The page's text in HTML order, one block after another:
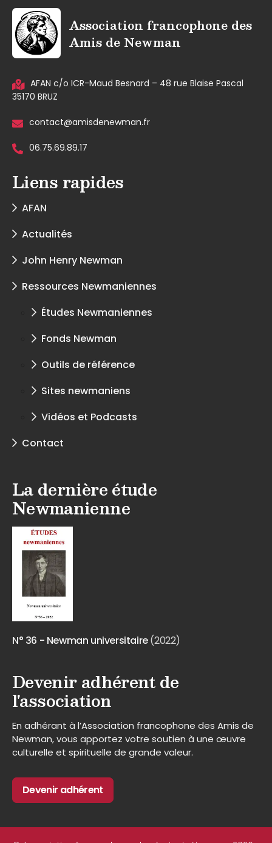
Association francophone des
Amis de Newman
AFAN c/o ICR-Maud Besnard – 48 rue Blaise Pascal
35170 BRUZ
contact@amisdenewman.fr
06.75.69.89.17
Liens rapides
AFAN
Actualités
John Henry Newman
Ressources Newmaniennes
Études Newmaniennes
Fonds Newman
Outils de référence
Sites newmaniens
Vidéos et Podcasts
Contact
La dernière étude
Newmanienne
N° 36 - Newman universitaire(2022)
Devenir adhérent de
l'association
En adhérant à l’Association francophone des Amis de
Newman, vous apportez votre soutien à une œuvre
culturelle et spirituelle de grande valeur.
Devenir adhérent